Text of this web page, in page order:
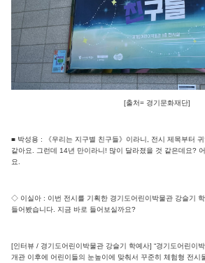
[출처= 경기문화재단]
■ 박성용 : 《우리는 지구별 친구들》이라니, 전시 제목부터
같아요. 그런데 14년 만이라니! 많이 달라졌을 것 같은데요?
요.
◇ 이실아 : 이번 전시를 기획한 경기도어린이박물관 강슬기
들어봤습니다. 지금 바로 들어보실까요?
[인터뷰 / 경기도어린이박물관 강슬기 학예사] “경기도어린이
개관 이후에 어린이들의 눈높이에 맞춰서 꾸준히 체험형 전시